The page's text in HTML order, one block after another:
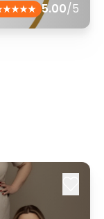
5.00/5